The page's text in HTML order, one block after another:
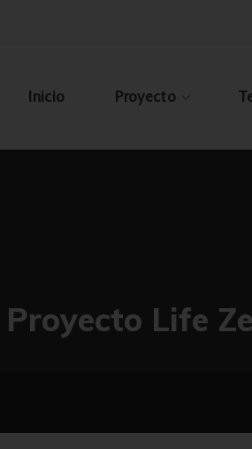
Inicio Proyecto
Life